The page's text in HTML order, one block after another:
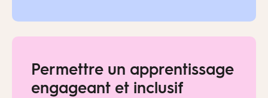
Permettre un apprentissage
engageant et inclusif